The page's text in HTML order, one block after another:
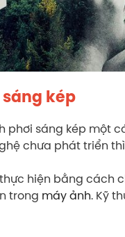
kép
phơi sáng kép một
chưa phát triển
hiện bằng cách
trong máy ảnh. Kỹ